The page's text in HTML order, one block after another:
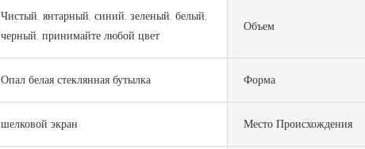
Чистый, янтарный, синий, зеленый, белый,
черный, принимайте любой цвет
Объем
Опал белая стеклянная бутылка Форма
шелковой экран Место Происхождения